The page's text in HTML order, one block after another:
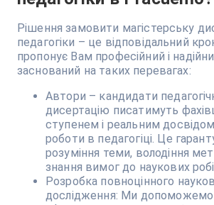
Рішення замовити магістерську
педагогіки – це відповідальний
пропонує Вам професійний і
заснований на таких перевагах:
Автори – кандидати
дисертацію писатимуть
ступенем і реальним
роботи в педагогіці. Це
розуміння теми, володіння
знання вимог до наукових
Розробка повноцінного
дослідження: Ми допоможемо